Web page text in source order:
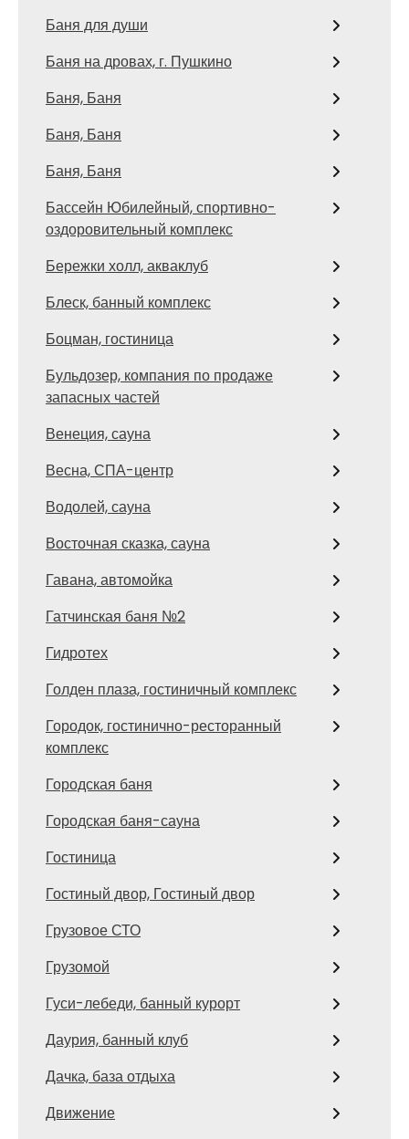
Баня для души
Баня на дровах, г. Пушкино
Баня, Баня
Баня, Баня
Баня, Баня
Бассейн Юбилейный, спортивно-
оздоровительный комплекс
Бережки холл, акваклуб
Блеск, банный комплекс
Боцман, гостиница
Бульдозер, компания по продаже
запасных частей
Венеция, сауна
Весна, СПА-центр
Водолей, сауна
Восточная сказка, сауна
Гавана, автомойка
Гатчинская баня №2
Гидротех
Голден плаза, гостиничный комплекс
Городок, гостинично-ресторанный
комплекс
Городская баня
Городская баня-сауна
Гостиница
Гостиный двор, Гостиный двор
Грузовое СТО
Грузомой
Гуси-лебеди, банный курорт
Даурия, банный клуб
Дачка, база отдыха
Движение